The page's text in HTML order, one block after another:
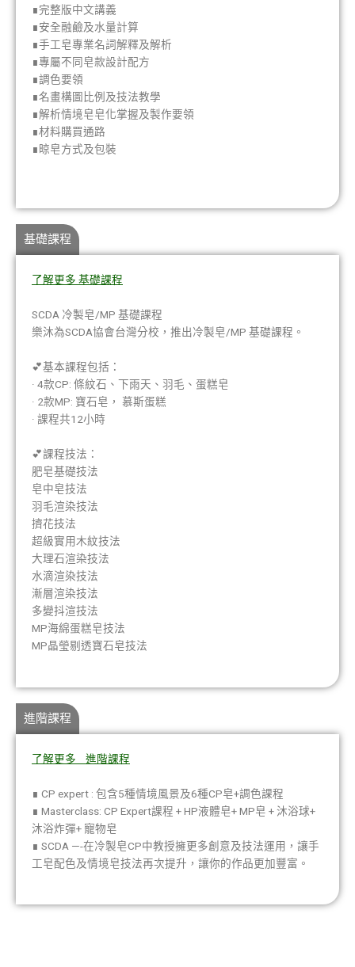
∎完整版中文講義
∎安全融鹼及水量計算
∎手工皂專業名詞解釋及解析
∎專屬不同皂款設計配方
∎調色要領
∎名畫構圖比例及技法教學
∎解析情境皂皂化掌握及製作要領
∎材料購買通路
∎晾皂方式及包裝
基礎課程
了解更多 基礎課程
SCDA 冷製皂/MP 基礎課程
樂沐為SCDA協會台灣分校，推出冷製皂/MP 基礎課程。
💕基本課程包括：
· 4款CP: 條紋石、下雨天、羽毛、蛋糕皂
· 2款MP: 寶石皂， 慕斯蛋糕
· 課程共12小時
💕課程技法：
肥皂基礎技法
皂中皂技法
羽毛渲染技法
擠花技法
超級實用木紋技法
大理石渲染技法
水滴渲染技法
漸層渲染技法
多變抖渲技法
MP海綿蛋糕皂技法
MP晶瑩剔透寶石皂技法
進階課程
了解更多 進階課程
∎ CP expert : 包含5種情境風景及6種CP皂+調色課程
∎ Masterclass: CP Expert課程 + HP液體皂+ MP皂 + 沐浴球+
沐浴炸彈+ 寵物皂
∎ SCDA —-在冷製皂CP中教授擁更多創意及技法運用，讓手
工皂配色及情境皂技法再次提升，讓你的作品更加豐富。